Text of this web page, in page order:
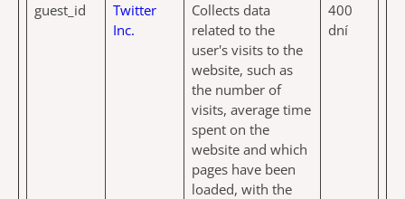
guest_id
Twitter
Inc.
Collects data
related to the
user's visits to the
website, such as
the number of
visits, average time
spent on the
website and which
pages have been
loaded, with the
400
dní